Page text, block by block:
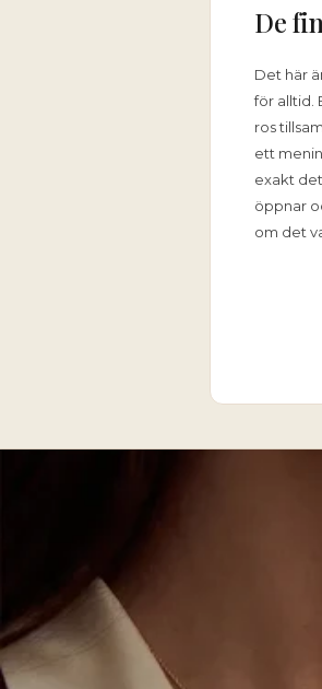
De
Det här
för alltid.
ros
ett
exakt
öppnar
om det